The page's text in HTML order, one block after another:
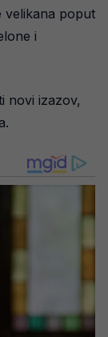
velikana poput
i
novi izazov,